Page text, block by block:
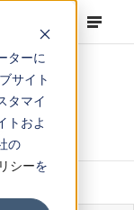
ターに
サイト
タマイ
トおよ
の
シーを